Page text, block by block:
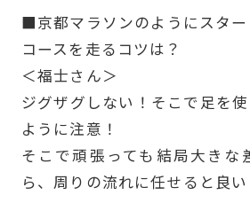
■京都マラソンのようにスター
コースを走るコツは？
＜福士さん＞
ジグザグしない！そこで足を
ように注意！
そこで頑張っても結局大きな
ら、周りの流れに任せると良い